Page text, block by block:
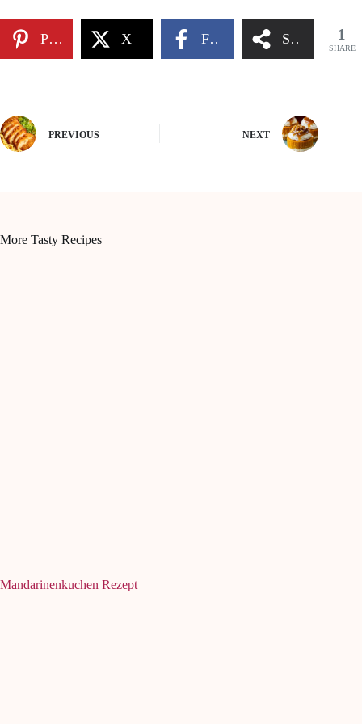
Pinterest X Facebook Share 1
SHARE
PREVIOUS NEXT
More Tasty Recipes
Mandarinenkuchen Rezept